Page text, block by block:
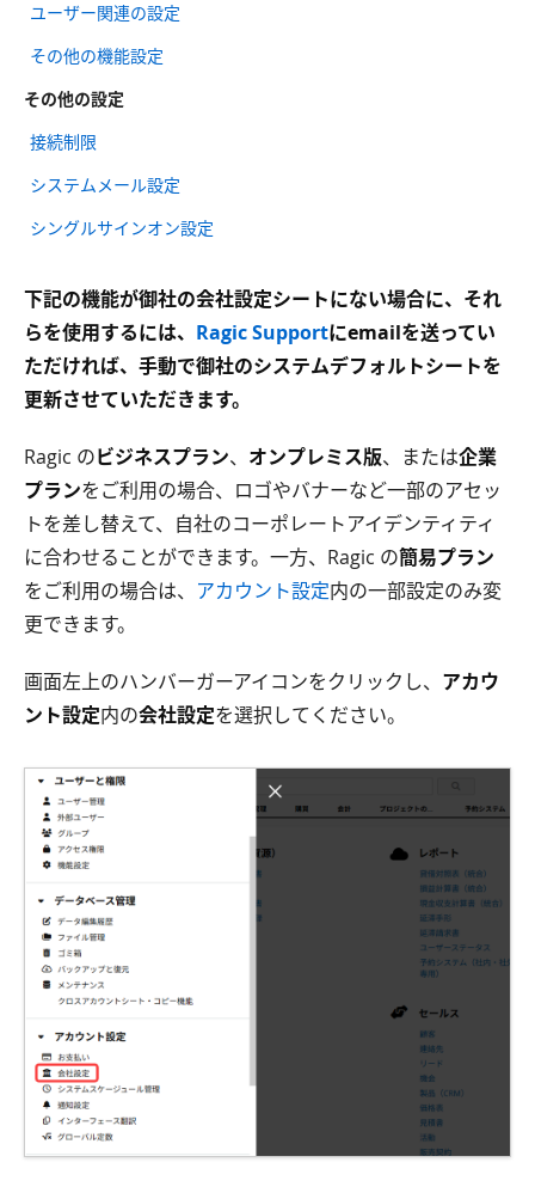
ユーザー関連の設定
その他の機能設定
その他の設定
接続制限
システムメール設定
シングルサインオン設定
下記の機能が御社の会社設定シートにない場合に、それ
らを使用するには、 Ragic Supportにemailを送ってい
ただければ、手動で御社のシステムデフォルトシートを
更新させていただきます。
Ragic のビジネスプラン、 オンプレミス版、または企業
プランをご利用の場合、ロゴやバナーなど一部のアセッ
トを差し替えて、自社のコーポレートアイデンティティ
に合わせることができます。一方、Ragic の簡易プラン
をご利用の場合は、 アカウント設定内の一部設定のみ変
更できます。
画面左上のハンバーガーアイコンをクリックし、 アカウ
ント設定内の会社設定を選択してください。